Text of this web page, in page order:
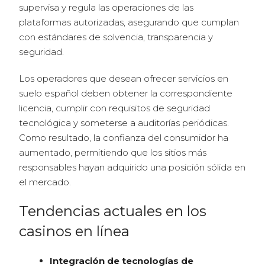
supervisa y regula las operaciones de las
plataformas autorizadas, asegurando que cumplan
con estándares de solvencia, transparencia y
seguridad.
Los operadores que desean ofrecer servicios en
suelo español deben obtener la correspondiente
licencia, cumplir con requisitos de seguridad
tecnológica y someterse a auditorías periódicas.
Como resultado, la confianza del consumidor ha
aumentado, permitiendo que los sitios más
responsables hayan adquirido una posición sólida en
el mercado.
Tendencias actuales en los
casinos en línea
Integración de tecnologías de